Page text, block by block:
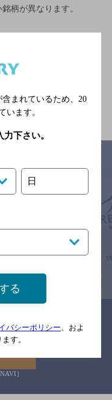
柄が異なります。
る,2人でも個室可,個室あ
利用規約
ますようお願い申し上げま
］
まれているため、 20
います。
下さい。
日
る
バシーポリシー 、およ
す。